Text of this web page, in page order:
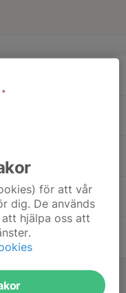
för att vår
dig. De används
hjälpa oss att